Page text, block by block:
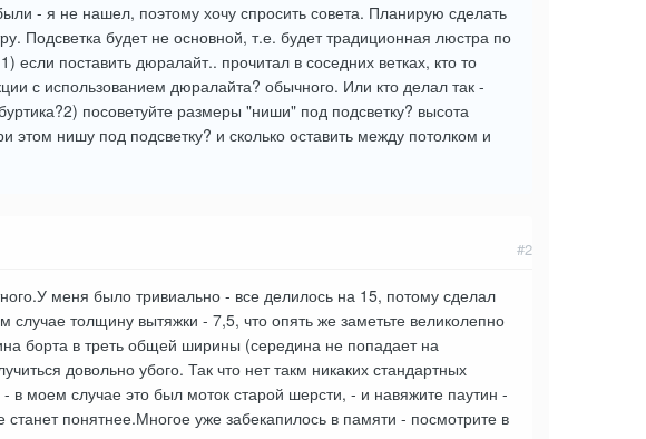
- я не нашел, поэтому хочу спросить совета. Планирую сделать
Подсветка будет не основной, т.е. будет традиционная люстра по
поставить дюралайт.. прочитал в соседних ветках, кто то
с использованием дюралайта? обычного. Или кто делал так -
посоветуйте размеры "ниши" под подсветку? высота
нишу под подсветку? и сколько оставить между потолком и
#2
меня было тривиально - все делилось на 15, потому сделал
толщину вытяжки - 7,5, что опять же заметьте великолепно
борта в треть общей ширины (середина не попадает на
довольно убого. Так что нет такм никаких стандартных
в моем случае это был моток старой шерсти, - и навяжите паутин -
понятнее.Многое уже забекапилось в памяти - посмотрите в